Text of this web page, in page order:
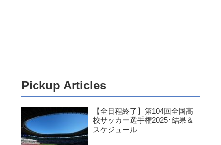
Pickup Articles
【全日程終了】第104回全国高
校サッカー選手権2025･結果＆
スケジュール